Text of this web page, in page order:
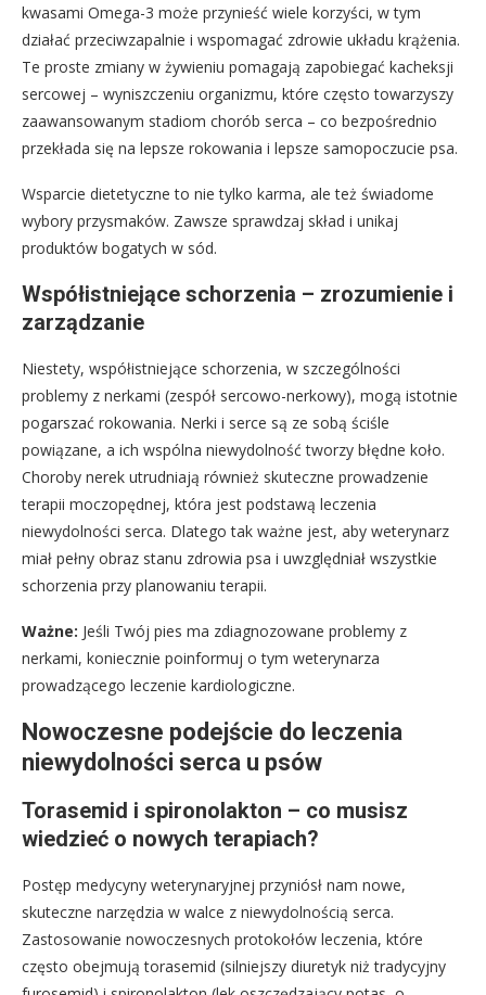
kwasami Omega-3 może przynieść wiele korzyści, w tym
działać przeciwzapalnie i wspomagać zdrowie układu krążenia.
Te proste zmiany w żywieniu pomagają zapobiegać kacheksji
sercowej – wyniszczeniu organizmu, które często towarzyszy
zaawansowanym stadiom chorób serca – co bezpośrednio
przekłada się na lepsze rokowania i lepsze samopoczucie psa.
Wsparcie dietetyczne to nie tylko karma, ale też świadome
wybory przysmaków. Zawsze sprawdzaj skład i unikaj
produktów bogatych w sód.
Współistniejące schorzenia – zrozumienie i
zarządzanie
Niestety, współistniejące schorzenia, w szczególności
problemy z nerkami (zespół sercowo-nerkowy), mogą istotnie
pogarszać rokowania. Nerki i serce są ze sobą ściśle
powiązane, a ich wspólna niewydolność tworzy błędne koło.
Choroby nerek utrudniają również skuteczne prowadzenie
terapii moczopędnej, która jest podstawą leczenia
niewydolności serca. Dlatego tak ważne jest, aby weterynarz
miał pełny obraz stanu zdrowia psa i uwzględniał wszystkie
schorzenia przy planowaniu terapii.
Ważne: Jeśli Twój pies ma zdiagnozowane problemy z
nerkami, koniecznie poinformuj o tym weterynarza
prowadzącego leczenie kardiologiczne.
Nowoczesne podejście do leczenia
niewydolności serca u psów
Torasemid i spironolakton – co musisz
wiedzieć o nowych terapiach?
Postęp medycyny weterynaryjnej przyniósł nam nowe,
skuteczne narzędzia w walce z niewydolnością serca.
Zastosowanie nowoczesnych protokołów leczenia, które
często obejmują torasemid (silniejszy diuretyk niż tradycyjny